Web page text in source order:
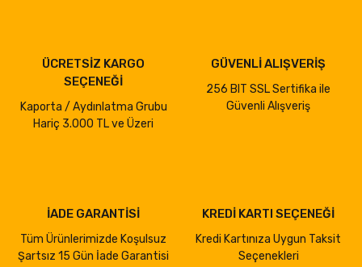
ÜCRETSİZ KARGO
SEÇENEĞİ
Kaporta / Aydınlatma Grubu
Hariç 3.000 TL ve Üzeri
GÜVENLİ ALIŞVERİŞ
256 BIT SSL Sertifika ile
Güvenli Alışveriş
İADE GARANTİSİ
Tüm Ürünlerimizde Koşulsuz
Şartsız 15 Gün İade Garantisi
KREDİ KARTI SEÇENEĞİ
Kredi Kartınıza Uygun Taksit
Seçenekleri